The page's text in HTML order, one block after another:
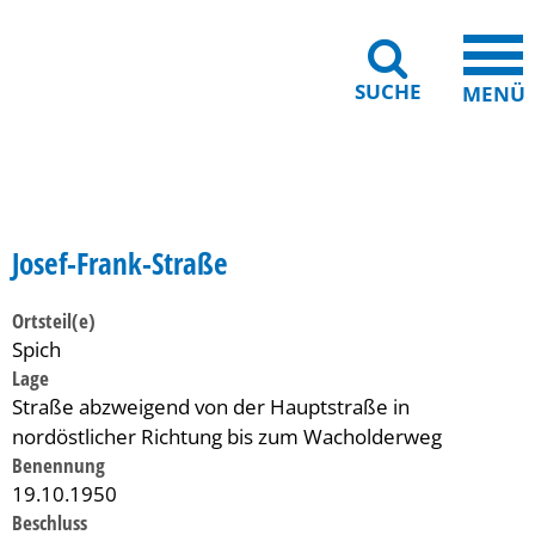
SUCHE MENÜ
Josef-Frank-Straße
Ortsteil(e)
Spich
Lage
Straße abzweigend von der Hauptstraße in
nordöstlicher Richtung bis zum Wacholderweg
Benennung
19.10.1950
Beschluss